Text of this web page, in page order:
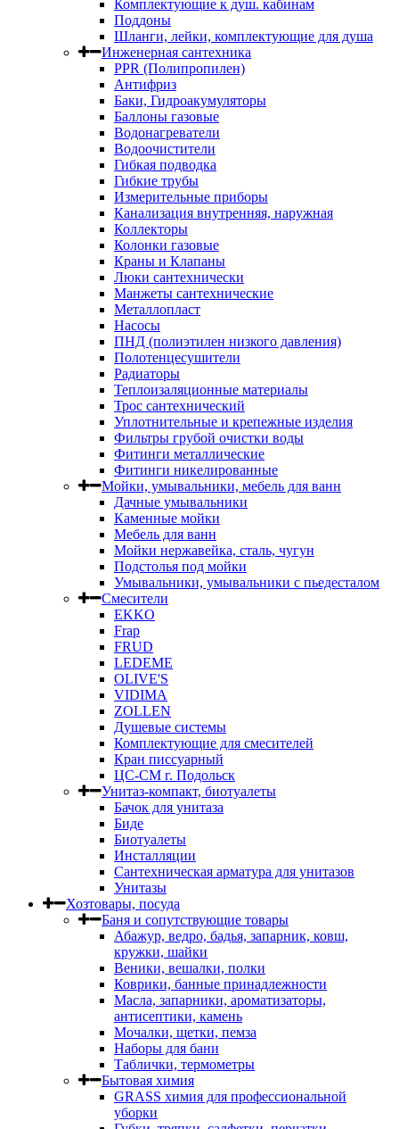
Комплектующие к душ. кабинам
Поддоны
Шланги, лейки, комплектующие для душа
Инженерная сантехника
PPR (Полипропилен)
Антифриз
Баки, Гидроакумуляторы
Баллоны газовые
Водонагреватели
Водоочистители
Гибкая подводка
Гибкие трубы
Измерительные приборы
Канализация внутренняя, наружная
Коллекторы
Колонки газовые
Краны и Клапаны
Люки сантехнически
Манжеты сантехнические
Металлопласт
Насосы
ПНД (полиэтилен низкого давления)
Полотенцесушители
Радиаторы
Теплоизаляционные материалы
Трос сантехнический
Уплотнительные и крепежные изделия
Фильтры грубой очистки воды
Фитинги металлические
Фитинги никелированные
Мойки, умывальники, мебель для ванн
Дачные умывальники
Каменные мойки
Мебель для ванн
Мойки нержавейка, сталь, чугун
Подстолья под мойки
Умывальники, умывальники с пьедесталом
Смесители
EKKO
Frap
FRUD
LEDEME
OLIVE'S
VIDIMA
ZOLLEN
Душевые системы
Комплектующие для смесителей
Кран писсуарный
ЦС-СМ г. Подольск
Унитаз-компакт, биотуалеты
Бачок для унитаза
Биде
Биотуалеты
Инсталляции
Сантехническая арматура для унитазов
Унитазы
Хозтовары, посуда
Баня и сопутствующие товары
Абажур, ведро, бадья, запарник, ковш,
кружки, шайки
Веники, вешалки, полки
Коврики, банные принадлежности
Масла, запарники, ароматизаторы,
антисептики, камень
Мочалки, щетки, пемза
Наборы для бани
Таблички, термометры
Бытовая химия
GRASS химия для профессиональной
уборки